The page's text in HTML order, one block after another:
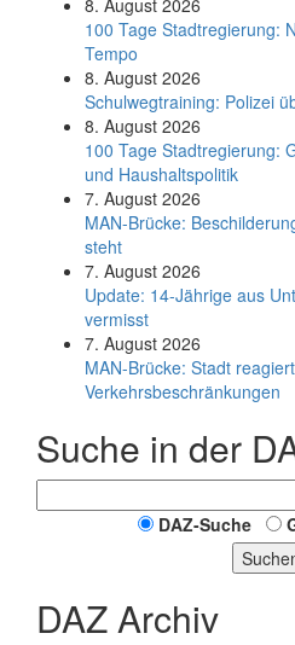
8. August 2026
100 Tage Stadtregierung:
Tempo
8. August 2026
Schul­weg­trai­ning: Poli­zei
8. August 2026
100 Tage Stadtregierung:
und Haushaltspolitik
7. August 2026
MAN-Brücke:
steht
7. August 2026
Update: 14-Jährige aus
vermisst
7. August 2026
MAN-Brücke: Stadt
Verkehrsbeschränkungen
Suche in der
DAZ-Suche
DAZ Archiv